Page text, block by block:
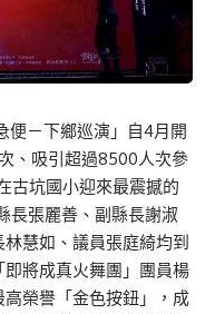
便－下鄉巡演」自4月開
、吸引超過8500人次參
古坑國小迎來最震撼的
長張麗善、副縣長謝淑
慧如、議員張庭綺均到
將成真火舞團」團員楊
榮譽「金色按鈕」，成